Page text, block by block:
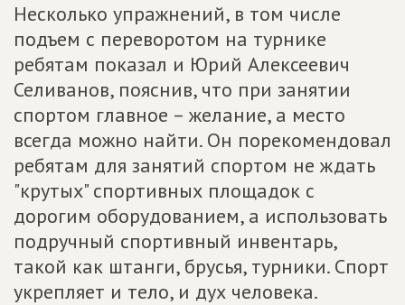
Несколько упражнений, в том числе
подъем с переворотом на турнике
ребятам показал и Юрий Алексеевич
Селиванов, пояснив, что при занятии
спортом главное – желание, а место
всегда можно найти. Он порекомендовал
ребятам для занятий спортом не ждать
"крутых" спортивных площадок с
дорогим оборудованием, а использовать
подручный спортивный инвентарь,
такой как штанги, брусья, турники. Спорт
укрепляет и тело, и дух человека.